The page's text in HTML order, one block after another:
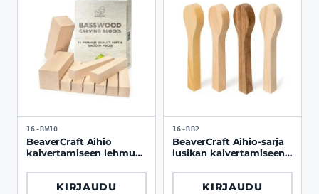
16-BW10
BeaverCraft Aihio
kaivertamiseen lehmus
KIRJAUDU
16-BB2
BeaverCraft Aihio-sarja
lusikan kaivertamiseen
KIRJAUDU